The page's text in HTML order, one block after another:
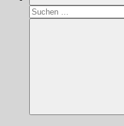
Suchen
nach: